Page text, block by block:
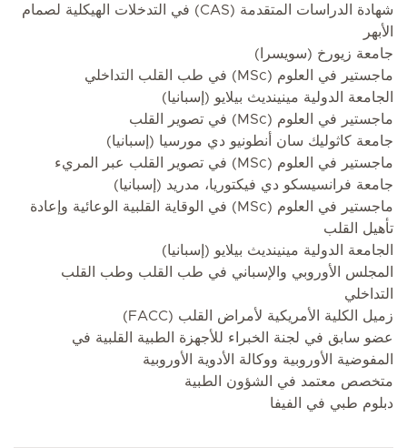
شهادة الدراسات المتقدمة (CAS) في التدخلات الهيكلية لصمام
الأبهر
جامعة زيورخ (سويسرا)
ماجستير في العلوم (MSc) في طب القلب التداخلي
الجامعة الدولية مينينديث بيلايو (إسبانيا)
ماجستير في العلوم (MSc) في تصوير القلب
جامعة كاثوليك سان أنطونيو دي مورسيا (إسبانيا)
ماجستير في العلوم (MSc) في تصوير القلب عبر المريء
جامعة فرانسيسكو دي فيكتوريا، مدريد (إسبانيا)
ماجستير في العلوم (MSc) في الوقاية القلبية الوعائية وإعادة
تأهيل القلب
الجامعة الدولية مينينديث بيلايو (إسبانيا)
المجلس الأوروبي والإسباني في طب القلب وطب القلب
التداخلي
زميل الكلية الأمريكية لأمراض القلب (FACC)
عضو سابق في لجنة الخبراء للأجهزة الطبية القلبية في
المفوضية الأوروبية ووكالة الأدوية الأوروبية
متخصص معتمد في الشؤون الطبية
دبلوم طبي في الفيفا